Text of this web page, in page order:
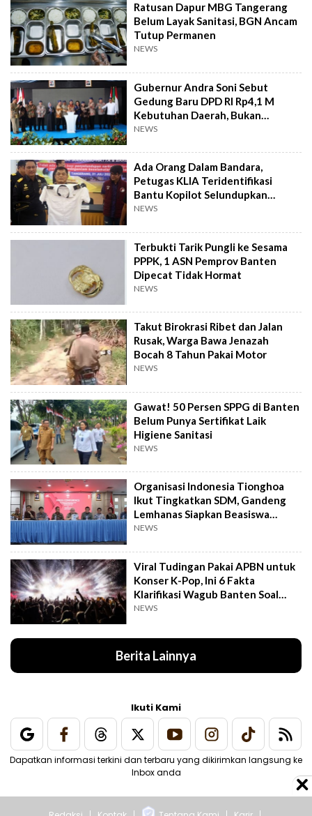
Ratusan Dapur MBG Tangerang
Belum Layak Sanitasi, BGN Ancam
Tutup Permanen
NEWS
Gubernur Andra Soni Sebut
Gedung Baru DPD RI Rp4,1 M
Kebutuhan Daerah, Bukan
Senator
NEWS
Ada Orang Dalam Bandara,
Petugas KLIA Teridentifikasi
Bantu Kopilot Selundupkan
Ekstasi ke Indonesia
NEWS
Terbukti Tarik Pungli ke Sesama
PPPK, 1 ASN Pemprov Banten
Dipecat Tidak Hormat
NEWS
Takut Birokrasi Ribet dan Jalan
Rusak, Warga Bawa Jenazah
Bocah 8 Tahun Pakai Motor
NEWS
Gawat! 50 Persen SPPG di Banten
Belum Punya Sertifikat Laik
Higiene Sanitasi
NEWS
Organisasi Indonesia Tionghoa
Ikut Tingkatkan SDM, Gandeng
Lemhanas Siapkan Beasiswa
Hingga S3
NEWS
Viral Tudingan Pakai APBN untuk
Konser K-Pop, Ini 6 Fakta
Klarifikasi Wagub Banten Soal
Putrinya
NEWS
Berita Lainnya
Ikuti Kami
Dapatkan informasi terkini dan terbaru yang dikirimkan langsung ke
Inbox anda